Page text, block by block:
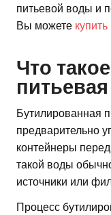
питьевой воды и
Вы можете
Что
Бутилированная
предварительно
контейнеры
такой воды
источники или
Процесс